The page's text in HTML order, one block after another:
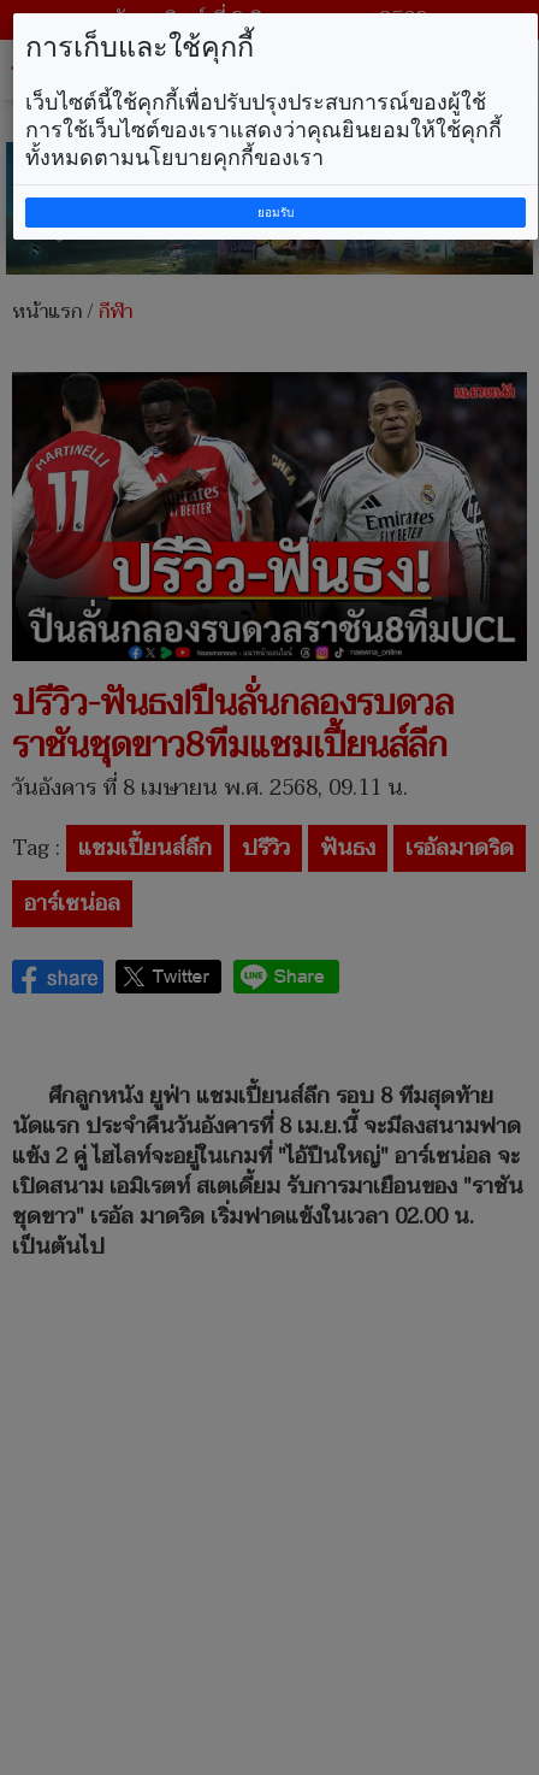
วันอาทิตย์ ที่ 9 สิงหาคม พ.ศ. 2569
หน้าแรก/กีฬา
ปรีวิว-ฟันธง!ปืนลั่นกลองรบดวล
ราชันชุดขาว8ทีมแชมเปี้ยนส์ลีก
วันอังคาร ที่ 8 เมษายน พ.ศ. 2568, 09.11 น.
Tag : แชมเปี้ยนส์ลีก ปรีวิว ฟันธง
เรอัลมาดริด
อาร์เซน่อล
ศึกลูกหนัง ยูฟ่า แชมเปี้ยนส์ลีก รอบ 8 ทีมสุดท้าย
นัดแรก ประจำคืนวันอังคารที่ 8 เม.ย.นี้ จะมีลงสนามฟาด
แข้ง 2 คู่ ไฮไลท์จะอยู่ในเกมที่ "ไอ้ปืนใหญ่" อาร์เซน่อล จะ
เปิดสนาม เอมิเรตท์ สเตเดี้ยม รับการมาเยือนของ "ราชัน
ชุดขาว" เรอัล มาดริด เริ่มฟาดแข้งในเวลา 02.00 น.
เป็นต้นไป
การเก็บและใช้คุกกี้
เว็บไซต์นี้ใช้คุกกี้เพื่อปรับปรุงประสบการณ์ของผู้ใช้
การใช้เว็บไซต์ของเราแสดงว่าคุณยินยอมให้ใช้คุกกี้
ทั้งหมดตามนโยบายคุกกี้ของเรา
ยอมรับ